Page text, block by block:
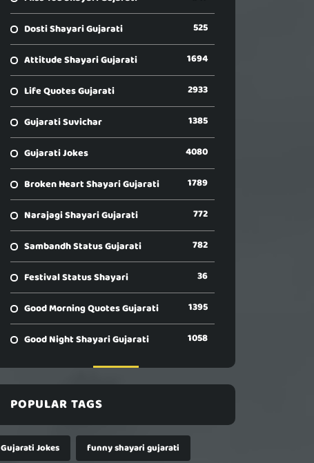
Dosti Shayari Gujarati 525
Attitude Shayari Gujarati 1694
Life Quotes Gujarati 2933
Gujarati Suvichar 1385
Gujarati Jokes 4080
Broken Heart Shayari Gujarati 1789
Narajagi Shayari Gujarati 772
Sambandh Status Gujarati 782
Festival Status Shayari 36
Good Morning Quotes Gujarati 1395
Good Night Shayari Gujarati 1058
POPULAR TAGS
Gujarati Jokes
funny shayari gujarati